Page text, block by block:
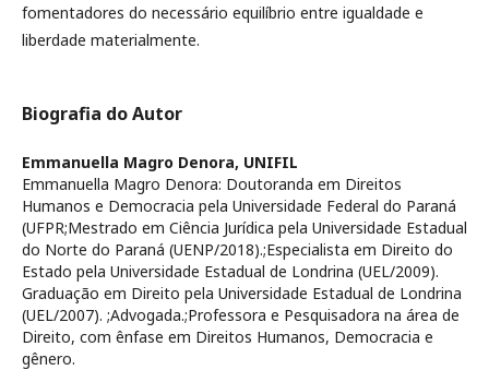
fomentadores do necessário equilíbrio entre igualdade e
liberdade materialmente.
Biografia do Autor
Emmanuella Magro Denora, UNIFIL
Emmanuella Magro Denora: Doutoranda em Direitos
Humanos e Democracia pela Universidade Federal do Paraná
(UFPR;Mestrado em Ciência Jurídica pela Universidade Estadual
do Norte do Paraná (UENP/2018).;Especialista em Direito do
Estado pela Universidade Estadual de Londrina (UEL/2009).
Graduação em Direito pela Universidade Estadual de Londrina
(UEL/2007). ;Advogada.;Professora e Pesquisadora na área de
Direito, com ênfase em Direitos Humanos, Democracia e
gênero.